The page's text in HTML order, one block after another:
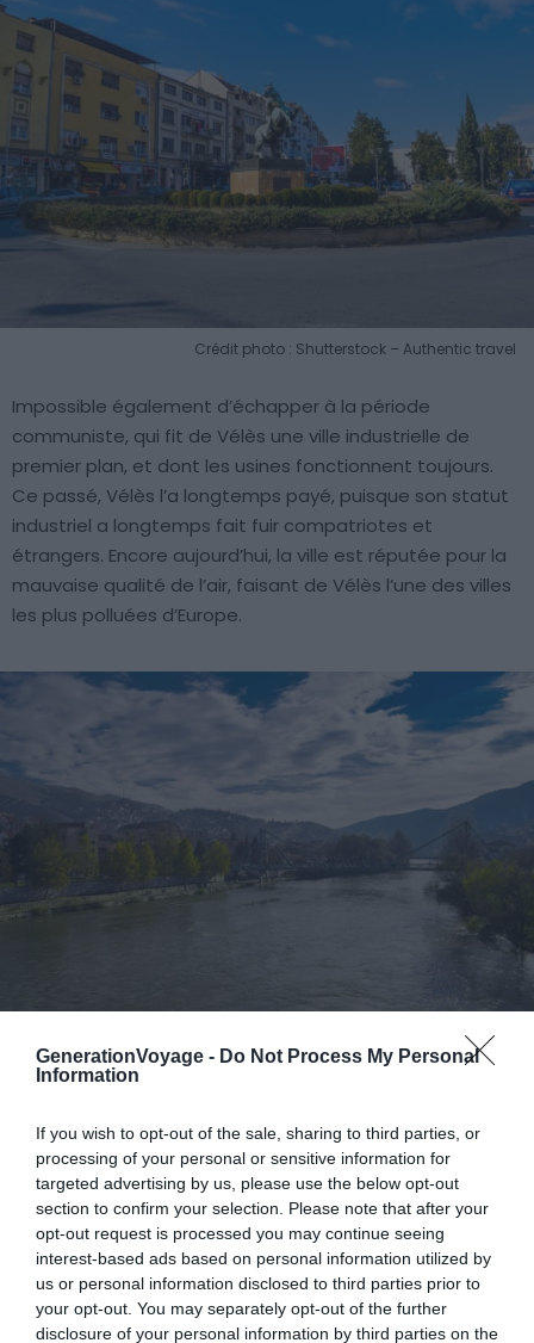
GenerationVoyage - Do Not Process My Personal
Information
If you wish to opt-out of the sale, sharing to third parties, or
processing of your personal or sensitive information for
targeted advertising by us, please use the below opt-out
section to confirm your selection. Please note that after your
opt-out request is processed you may continue seeing
interest-based ads based on personal information utilized by
us or personal information disclosed to third parties prior to
your opt-out. You may separately opt-out of the further
disclosure of your personal information by third parties on the
Crédit photo : Shutterstock – Authentic travel
Impossible également d’échapper à la période
communiste, qui fit de Vélès une ville industrielle de
premier plan, et dont les usines fonctionnent toujours.
Ce passé, Vélès l’a longtemps payé, puisque son statut
industriel a longtemps fait fuir compatriotes et
étrangers. Encore aujourd’hui, la ville est réputée pour la
mauvaise qualité de l’air, faisant de Vélès l’une des villes
les plus polluées d’Europe.
Le Vardar, qui sépare Vélès en deux– Crédit photo : Shutterstock –
Authentic travel
plus pour les amateurs de littérature, puisque Vélès n’est
nul autre que la ville natale de Kotcho Ratsin, considéré
comme le fondateur de la Macédoine du Nord. Un détail
qui fait la fierté des locaux, qui ont tenu à entretenir son
héritage. C’est dans cette dynamique qu’ont été créées
les « Rencontres de Ratsin », le principal festival de
poésie des Balkans.